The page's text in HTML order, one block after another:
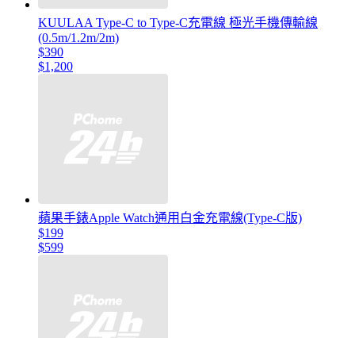
KUULAA Type-C to Type-C充電線 極光手機傳輸線
(0.5m/1.2m/2m)
$390
$1,200
蘋果手錶Apple Watch通用白金充電線(Type-C版)
$199
$599